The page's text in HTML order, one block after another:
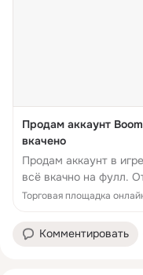
Продам аккаунт
вкачено
Продам аккаунт в
всё вкачно на фулл.
2000 рублей. Продаю,
Торговая площадка
Комментировать